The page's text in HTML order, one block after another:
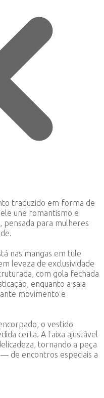
traduzido em forma de
une romantismo e
pensada para mulheres
nas mangas em tule
leveza de exclusividade
com gola fechada
enquanto a saia
movimento e
o vestido
certa. A faixa ajustável
tornando a peça
de encontros especiais a